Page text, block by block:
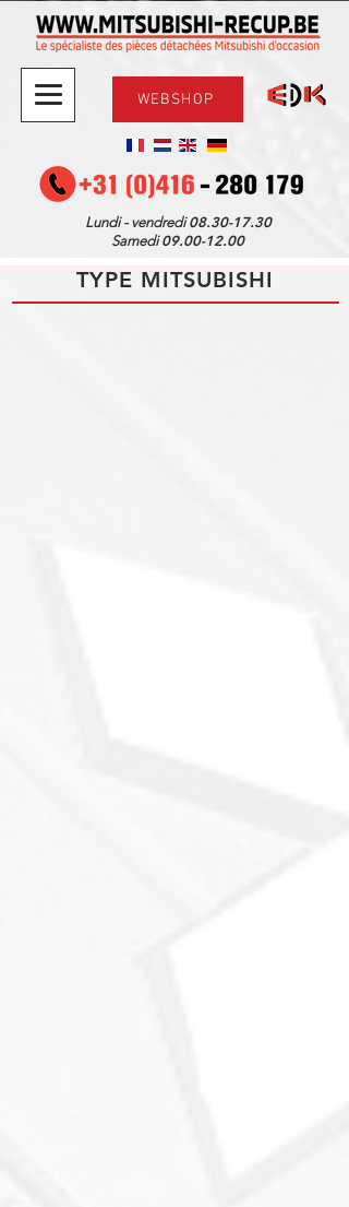
WEBSHOP
Lundi - vendredi08.30-17.30
Samedi09.00-12.00
TYPE MITSUBISHI